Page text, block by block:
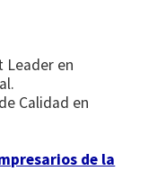
Leader en
Calidad en
de la